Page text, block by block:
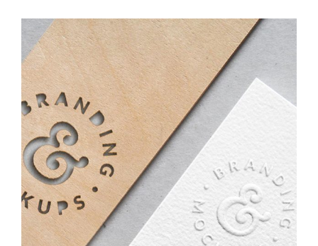
FULL IMAGE STYLE TWO
Layout / Web Design